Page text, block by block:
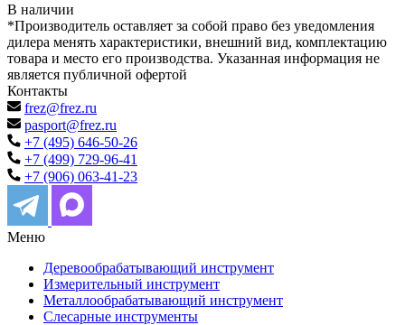
В наличии
*Производитель оставляет за собой право без уведомления
дилера менять характеристики, внешний вид, комплектацию
товара и место его производства. Указанная информация не
является публичной офертой
Контакты
frez@frez.ru
pasport@frez.ru
+7 (495) 646-50-26
+7 (499) 729-96-41
+7 (906) 063-41-23
Меню
Деревообрабатывающий инструмент
Измерительный инструмент
Металлообрабатывающий инструмент
Слесарные инструменты